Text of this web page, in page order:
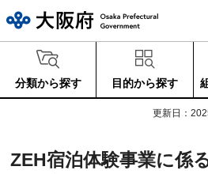
分類から探す 目的から探す
更新日：
ZEH宿泊体験事業に係